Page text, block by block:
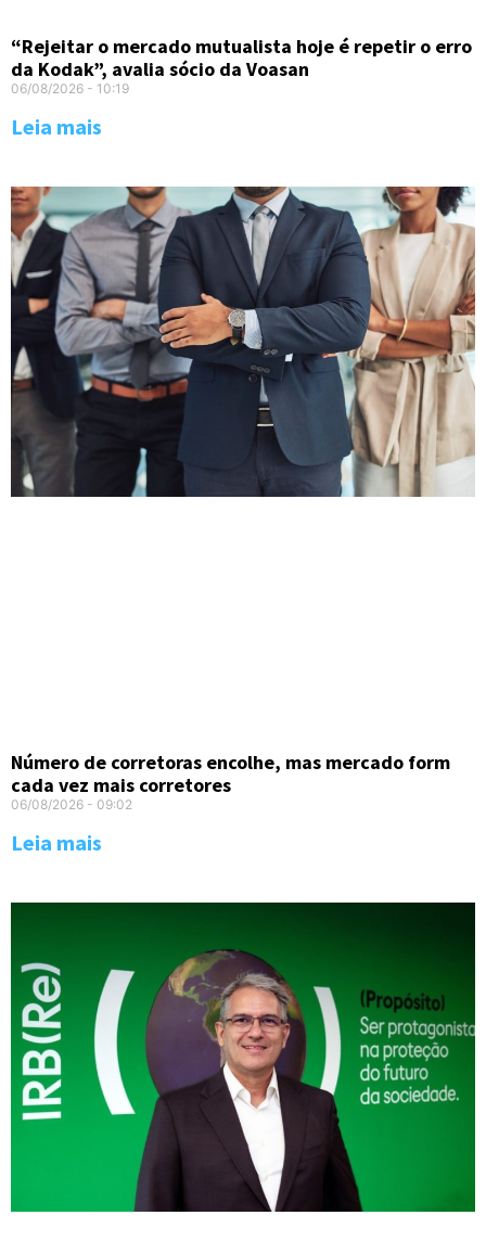
“Rejeitar o mercado mutualista hoje é repetir o erro
da Kodak”, avalia sócio da Voasan
06/08/2026 10:19
Leia mais
Número de corretoras encolhe, mas mercado form
cada vez mais corretores
06/08/2026 09:02
Leia mais